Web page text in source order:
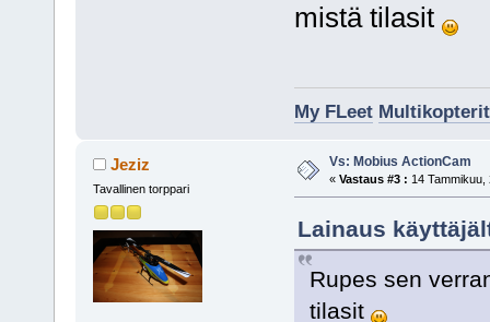
mistä tilasit
My FLeet
Jeziz
Tavallinen torppari
Vs: Mobius ActionCam
« Vastaus #3 : 14 Tammikuu,
Lainaus
Rupes sen
tilasit